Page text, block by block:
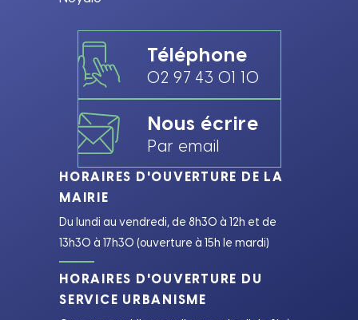
Téléphone
02 97 43 01 10
Nous écrire
Par email
HORAIRES D'OUVERTURE DE LA
MAIRIE
Du lundi au vendredi, de 8h30 à 12h et de
13h30 à 17h30 (ouverture à 15h le mardi)
HORAIRES D'OUVERTURE DU
SERVICE URBANISME